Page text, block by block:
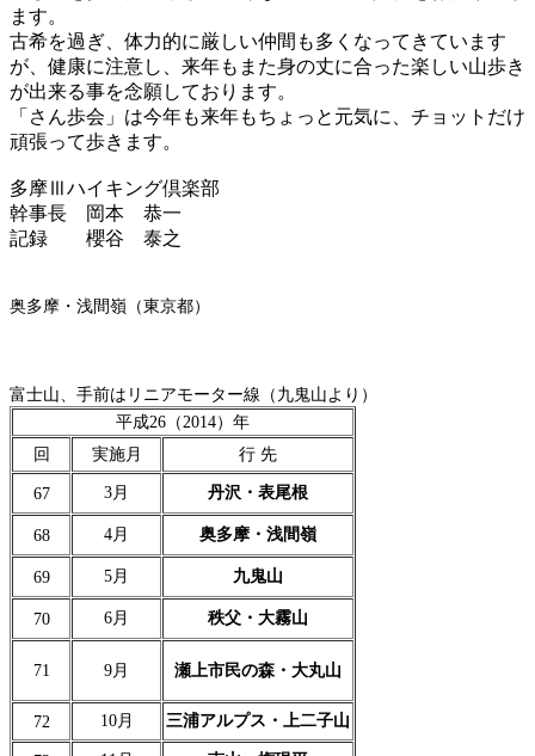
ます。
古希を過ぎ、体力的に厳しい仲間も多くなってきています
が、健康に注意し、来年もまた身の丈に合った楽しい山歩き
が出来る事を念願しております。
「さん歩会」は今年も来年もちょっと元気に、チョットだけ
頑張って歩きます。
多摩Ⅲハイキング倶楽部
幹事長 岡本 恭一
記録 櫻谷 泰之
奥多摩・浅間嶺（東京都）
富士山、手前はリニアモーター線（九鬼山より）
平成26（2014）年
回
実施月 行 先
67 3月 丹沢・表尾根
68 4月 奥多摩・浅間嶺
69 5月 九鬼山
70 6月 秩父・大霧山
71 9月 瀬上市民の森・大丸山
72 10月 三浦アルプス・上二子山